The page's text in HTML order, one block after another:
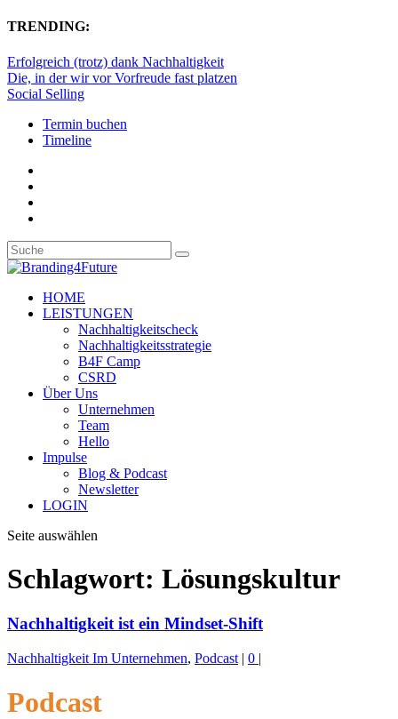
TRENDING:
Erfolgreich (trotz) dank Nachhaltigkeit
Die, in der wir vor Vorfreude fast platzen
Social Selling
Termin buchen
Timeline
HOME
LEISTUNGEN
Nachhaltigkeitscheck
Nachhaltigkeitsstrategie
B4F Camp
CSRD
Über Uns
Unternehmen
Team
Hello
Impulse
Blog & Podcast
Newsletter
LOGIN
Seite auswählen
Schlagwort: Lösungskultur
Nachhaltigkeit ist ein Mindset-Shift
Nachhaltigkeit Im Unternehmen, Podcast | 0 |
Podcast